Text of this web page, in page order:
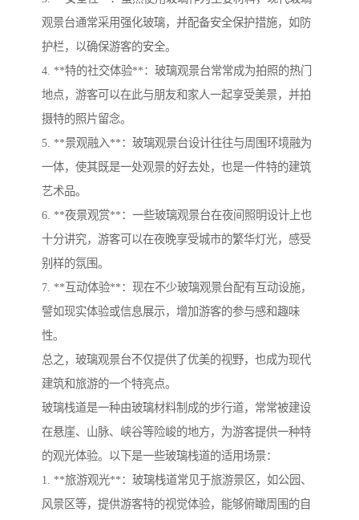
观景台通常采用强化玻璃，并配备安全保护措施，如防
护栏，以确保游客的安全。
4. **特的社交体验**：玻璃观景台常常成为拍照的热门
地点，游客可以在此与朋友和家人一起享受美景，并拍
摄特的照片留念。
5. **景观融入**：玻璃观景台设计往往与周围环境融为
一体，使其既是一处观景的好去处，也是一件特的建筑
艺术品。
6. **夜景观赏**：一些玻璃观景台在夜间照明设计上也
十分讲究，游客可以在夜晚享受城市的繁华灯光，感受
别样的氛围。
7. **互动体验**：现在不少玻璃观景台配有互动设施，
譬如现实体验或信息展示，增加游客的参与感和趣味
性。
总之，玻璃观景台不仅提供了优美的视野，也成为现代
建筑和旅游的一个特亮点。
玻璃栈道是一种由玻璃材料制成的步行道，常常被建设
在悬崖、山脉、峡谷等险峻的地方，为游客提供一种特
的观光体验。以下是一些玻璃栈道的适用场景：
1. **旅游观光**：玻璃栈道常见于旅游景区，如公园、
风景区等，提供游客特的视觉体验，能够俯瞰周围的自